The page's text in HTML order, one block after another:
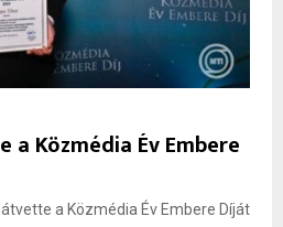
Közmédia Év Embere
a Közmédia Év Embere Díját